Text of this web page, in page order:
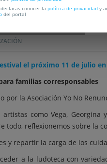
el próximo 11 de julio
familias corresponsables
por la Asociación Yo No
como Vega,
todo, reflexionemos sobre la
y repartir la carga de los
a la ludoteca con
conocer la política de privacidad y
del portal